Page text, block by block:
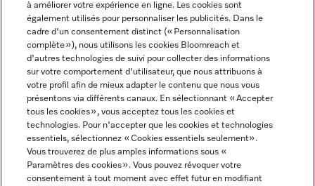
Informations légales
CGV
Miele sur Facebook
Miele sur Youtube
Miele sur Instagram
Miele sur Pinterest
à améliorer votre expérience en ligne. Les cookies sont
également utilisés pour personnaliser les publicités. Dans le
cadre d'un consentement distinct (« Personnalisation
complète »), nous utilisons les cookies Bloomreach et
d'autres technologies de suivi pour collecter des informations
sur votre comportement d'utilisateur, que nous attribuons à
votre profil afin de mieux adapter le contenu que nous vous
présentons via différents canaux. En sélectionnant « Accepter
tous les cookies », vous acceptez tous les cookies et
technologies. Pour n'accepter que les cookies et technologies
essentiels, sélectionnez « Cookies essentiels seulement».
Vous trouverez de plus amples informations sous «
Paramètres des cookies ». Vous pouvez révoquer votre
consentement à tout moment avec effet futur en modifiant